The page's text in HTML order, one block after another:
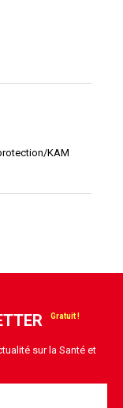
KAM
sur la Santé et